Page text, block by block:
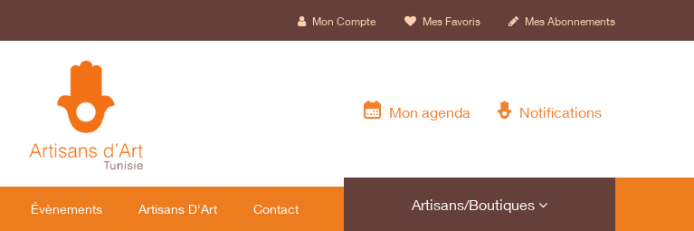
Mon Compte Mes Favoris Mes Abonnements
Mon agenda Notifications
Évènements Artisans D'Art Contact Artisans/Boutiques